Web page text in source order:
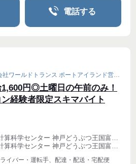
電話する
株式会社ワールドトランス ポートアイランド営業所［001］
1,600円◎土曜日の午前のみ！
経験者限定スキマバイト
センター 神戸どうぶつ王国富岳前駅 (徒歩 5分)
センター 神戸どうぶつ王国富岳前駅 (徒歩 5分)
イバー・運転手、配達・配送・宅配便